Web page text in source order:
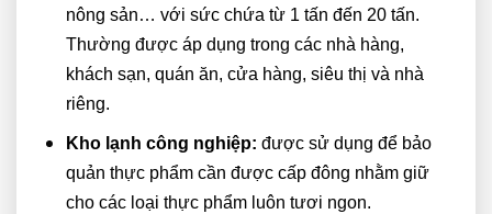
nông sản… với sức chứa từ 1 tấn đến 20 tấn.
Thường được áp dụng trong các nhà hàng,
khách sạn, quán ăn, cửa hàng, siêu thị và nhà
riêng.
Kho lạnh công nghiệp: được sử dụng để bảo
quản thực phẩm cần được cấp đông nhằm giữ
cho các loại thực phẩm luôn tươi ngon.